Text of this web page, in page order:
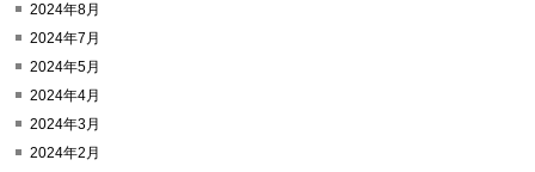
2024年8月
2024年7月
2024年5月
2024年4月
2024年3月
2024年2月